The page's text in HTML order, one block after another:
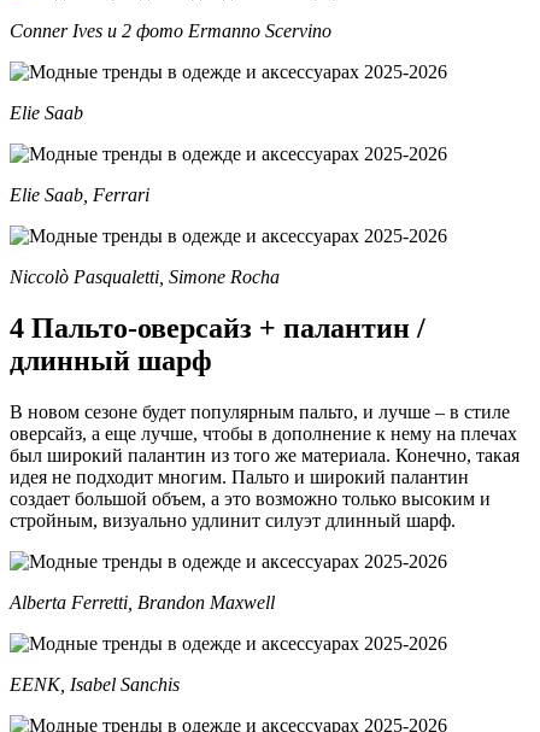
Conner Ives и 2 фото Ermanno Scervino
Elie Saab
Elie Saab, Ferrari
Niccolò Pasqualetti, Simone Rocha
4 Пальто-оверсайз + палантин /
длинный шарф
В новом сезоне будет популярным пальто, и лучше – в стиле
оверсайз, а еще лучше, чтобы в дополнение к нему на плечах
был широкий палантин из того же материала. Конечно, такая
идея не подходит многим. Пальто и широкий палантин
создает большой объем, а это возможно только высоким и
стройным, визуально удлинит силуэт длинный шарф.
Alberta Ferretti, Brandon Maxwell
EENK, Isabel Sanchis